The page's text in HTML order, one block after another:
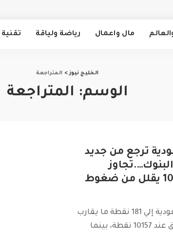
مال واعمال رياضة ولياقة تقنية
الخليج نيوز> المتراجعة
الوسم: المتراجعة
ترجع من جديد
مستوىات 10286 يقلل من ضغوط
زادت الأسهم السعودية إلي 181 نقطة ما يقارب
1.82 في المائة لتغلق عند 10157 نقطة، بينما